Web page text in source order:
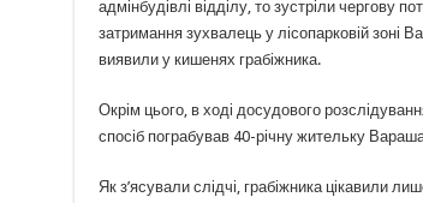
адмінбудівлі відділу, то зустріли чергову
затримання зухвалець у лісопарковій зоні
виявили у кишенях грабіжника.
Окрім цього, в ході досудового
спосіб пограбував 40-річну жительку
Як з’ясували слідчі, грабіжника цікавили